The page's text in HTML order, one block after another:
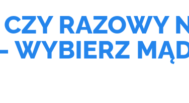
RAZOWY
WYBIERZ